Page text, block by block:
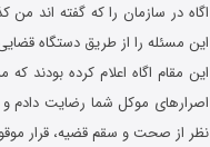
اگاه در سازمان را که گفته اند
این مسئله را از طریق دستگاه
این مقام اگاه اعلام کرده بودند
نظر از صحت و سقم قضیه، قرار